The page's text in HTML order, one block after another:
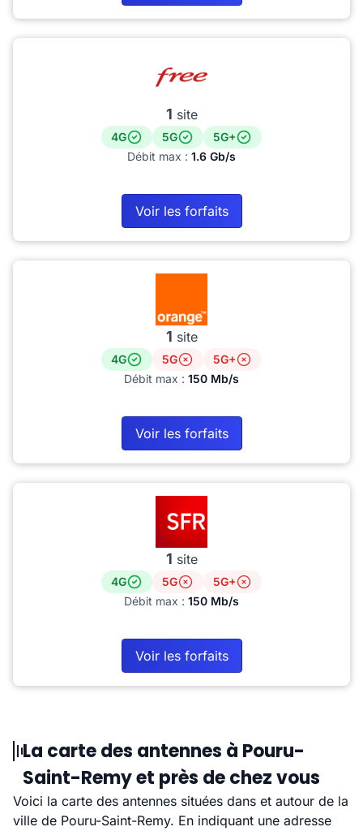
1 site
4G 5G
5G+
Débit max : 1.6 Gb/s
Voir les forfaits
1 site
4G 5G
5G+
Débit max : 150 Mb/s
Voir les forfaits
1 site
4G 5G
5G+
Débit max : 150 Mb/s
Voir les forfaits
La carte des antennes à Pouru-
Saint-Remy et près de chez vous
Voici la carte des antennes situées dans et autour de la
ville de Pouru-Saint-Remy. En indiquant une adresse